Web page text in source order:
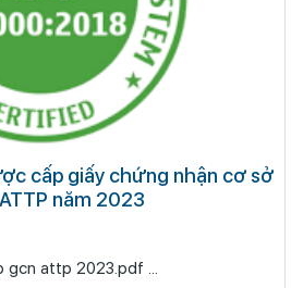
cấp giấy chứng nhận cơ sở
năm 2023
2023 bang tong hop cap gcn attp 2023.pdf ...